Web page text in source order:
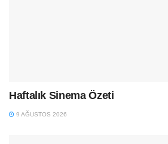
Haftalık Sinema Özeti
9 AĞUSTOS 2026